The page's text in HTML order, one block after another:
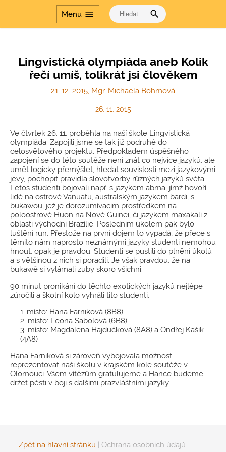
Menu menu search
Šablony
Dvakrát měř a jednou
dějinami - období
komunismu
Lingvistická olympiáda aneb Kolik
řečí umíš, tolikrát jsi člověkem
21. 12. 2015, Mgr. Michaela Böhmová
26. 11. 2015
Ve čtvrtek 26. 11. proběhla na naší škole Lingvistická
olympiáda. Zapojili jsme se tak již podruhé do
celosvětového projektu. Předpokladem úspěšného
zapojení se do této soutěže není znát co nejvíce jazyků, ale
umět logicky přemýšlet, hledat souvislosti mezi jazykovými
jevy, pochopit pravidla slovotvorby různých jazyků světa.
Letos studenti bojovali např. s jazykem abma, jímž hovoří
lidé na ostrově Vanuatu, australským jazykem bardi, s
bukawou, jež je dorozumívacím prostředkem na
poloostrově Huon na Nové Guinei, či jazykem maxakalí z
oblasti východní Brazílie. Posledním úkolem pak bylo
luštění run. Přestože na první dojem to vypadá, že přece s
těmito nám naprosto neznámými jazyky studenti nemohou
hnout, opak je pravdou. Studenti se pustili do plnění úkolů
a s většinou z nich si poradili. Je však pravdou, že na
bukawě si vylámali zuby skoro všichni.
90 minut pronikání do těchto exotických jazyků nejlépe
zúročili a školní kolo vyhráli tito studenti:
1. místo: Hana Farniková (8B8)
2. místo: Leona Sabolová (6B8)
3. místo: Magdalena Hajdučková (8A8) a Ondřej Kašík
(4A8)
Hana Farniková si zároveň vybojovala možnost
reprezentovat naši školu v krajském kole soutěže v
Olomouci. Všem vítězům gratulujeme a Hance budeme
držet pěsti v boji s dalšími prazvláštními jazyky.
Zpět na hlavní stránku | Ochrana osobních údajů